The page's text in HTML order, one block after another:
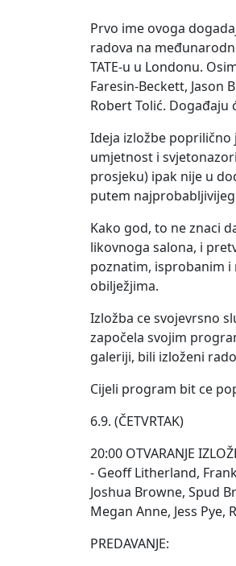
Prvo ime ovoga
radova na
TATE-u u Londonu.
Faresin-Beckett, Jason
Robert Tolić.
Ideja izložbe poprilično
umjetnost i
prosjeku) ipak nije u
putem
Kako god, to ne znaci
likovnoga salona, i
poznatim, isprobanim
obilježjima.
Izložba ce svojevrsno
započela svojim
galeriji, bili izloženi
Cijeli program bit ce
6.9. (ČETVRTAK)
20:00 OTVARANJE
- Geoff Litherland,
Joshua Browne, Spud
Megan Anne, Jess Pye,
PREDAVANJE: